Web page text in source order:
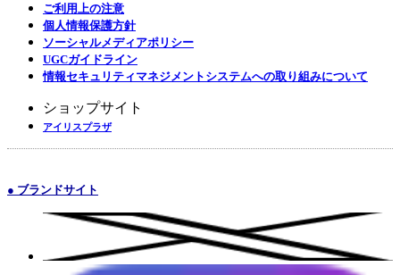
ご利用上の注意
個人情報保護方針
ソーシャルメディアポリシー
UGCガイドライン
情報セキュリティマネジメントシステムへの取り組みについて
ショップサイト
アイリスプラザ
● ブランドサイト